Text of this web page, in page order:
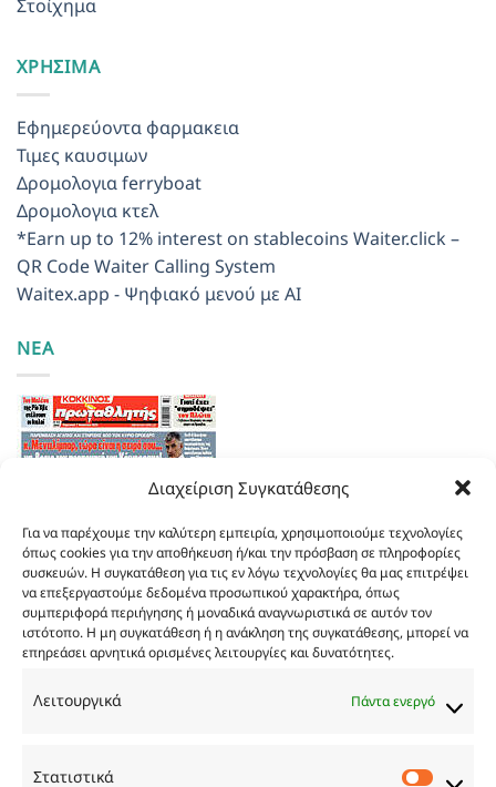
Διαχείριση Συγκατάθεσης
Για να παρέχουμε την καλύτερη εμπειρία, χρησιμοποιούμε τεχνολογίες
όπως cookies για την αποθήκευση ή/και την πρόσβαση σε πληροφορίες
συσκευών. Η συγκατάθεση για τις εν λόγω τεχνολογίες θα μας επιτρέψει
να επεξεργαστούμε δεδομένα προσωπικού χαρακτήρα, όπως
συμπεριφορά περιήγησης ή μοναδικά αναγνωριστικά σε αυτόν τον
ιστότοπο. Η μη συγκατάθεση ή η ανάκληση της συγκατάθεσης, μπορεί να
επηρεάσει αρνητικά ορισμένες λειτουργίες και δυνατότητες.
Λειτουργικά Πάντα ενεργό
Στατιστικά
Στοίχημα
ΧΡΉΣΙΜΑ
Εφημερεύοντα φαρμακεια
Τιμες καυσιμων
Δρομολογια ferryboat
Δρομολογια κτελ
*Earn up to 12% interest on stablecoins Waiter.click –
QR Code Waiter Calling System
Waitex.app - Ψηφιακό μενού με AI
ΝΕΑ